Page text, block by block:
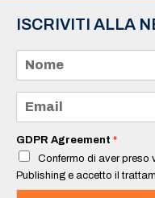
ISCRIVITI ALLA
m
e
a
i
*
GDPR Agreement *
Confermo di aver preso
Publishing e accetto il